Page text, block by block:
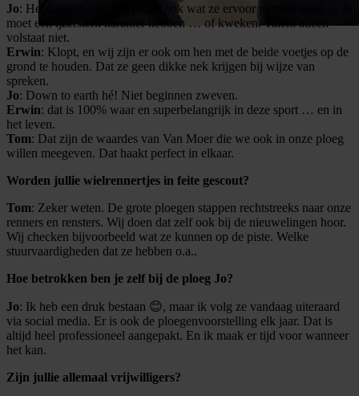
Jo: Het zal wel zijn. Als je ziet ook wat ze ervoor moeten laten … Je
moet een ijzersterk karakter hebben … of kweken. Talent alleen
volstaat niet.
Erwin: Klopt, en wij zijn er ook om hen met de beide voetjes op de
grond te houden. Dat ze geen dikke nek krijgen bij wijze van
spreken.
Jo: Down to earth hé! Niet beginnen zweven.
Erwin: dat is 100% waar en superbelangrijk in deze sport … en in
het leven.
Tom: Dat zijn de waardes van Van Moer die we ook in onze ploeg
willen meegeven. Dat haakt perfect in elkaar.
Worden jullie wielrennertjes in feite gescout?
Tom: Zeker weten. De grote ploegen stappen rechtstreeks naar onze
renners en rensters. Wij doen dat zelf ook bij de nieuwelingen hoor.
Wij checken bijvoorbeeld wat ze kunnen op de piste. Welke
stuurvaardigheden dat ze hebben o.a..
Hoe betrokken ben je zelf bij de ploeg Jo?
Jo: Ik heb een druk bestaan 😊, maar ik volg ze vandaag uiteraard
via social media. Er is ook de ploegenvoorstelling elk jaar. Dat is
altijd heel professioneel aangepakt. En ik maak er tijd voor wanneer
het kan.
Zijn jullie allemaal vrijwilligers?